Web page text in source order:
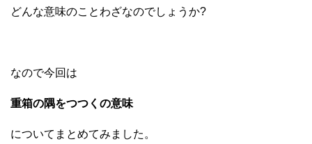
どんな意味のことわざなのでしょうか?
なので今回は
重箱の隅をつつくの意味
についてまとめてみました。